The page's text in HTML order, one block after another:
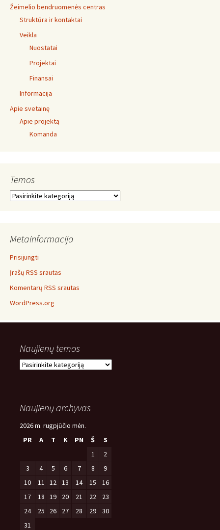
Žeimelio bendruomenės centras
Struktūra ir kontaktai
Veikla
Nuostatai
Projektai
Finansai
Informacija
Apie svetainę
Apie projektą
Komanda
Temos
Temos
Metainformacija
Prisijungti
Įrašų RSS srautas
Komentarų RSS srautas
WordPress.org
Naujienų temos
Naujienų
Naujienų archyvas
2026 m. rugpjūčio mėn.
PR
A T K PN Š
S
1
2
3
4 5 6 7 8
9
10
11 12 13 14 15
16
17
18 19 20 21 22
23
24
25 26 27 28 29
30
31